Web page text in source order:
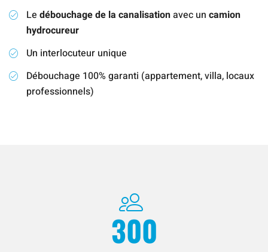
Le débouchage de la canalisationavec un camion
hydrocureur
Un interlocuteur unique
Débouchage 100% garanti (appartement, villa, locaux
professionnels)
300